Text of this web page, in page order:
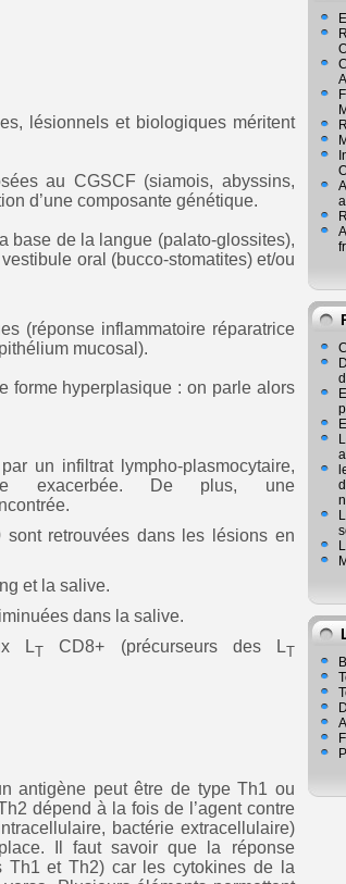
lésionnels et biologiques méritent
au CGSCF (siamois, abyssins,
d’une composante génétique.
base de la langue (palato-glossites),
oral (bucco-stomatites) et/ou
(réponse inflammatoire réparatrice
mucosal).
forme hyperplasique : on parle alors
un infiltrat lympho-plasmocytaire,
exacerbée. De plus, une
retrouvées dans les lésions en
et la salive.
dans la salive.
LT CD8+ (précurseurs des LT
antigène peut être de type Th1 ou
dépend à la fois de l’agent contre
bactérie extracellulaire)
Il faut savoir que la réponse
Th1 et Th2) car les cytokines de la